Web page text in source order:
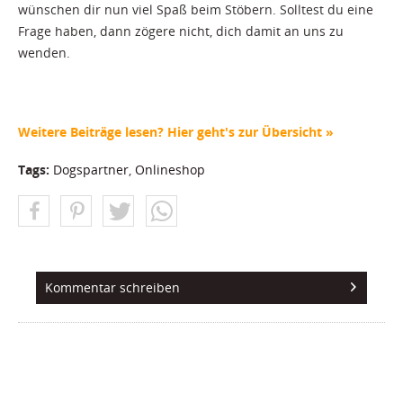
wünschen dir nun viel Spaß beim Stöbern. Solltest du eine
Frage haben, dann zögere nicht, dich damit an uns zu
wenden.
Weitere Beiträge lesen? Hier geht's zur Übersicht »
Tags: Dogspartner, Onlineshop
Kommentar schreiben